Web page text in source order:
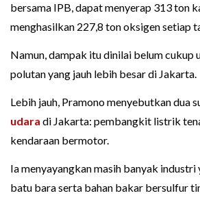
bersama IPB, dapat menyerap 313 ton
menghasilkan 227,8 ton oksigen setiap
Namun, dampak itu dinilai belum cukup
polutan yang jauh lebih besar di Jakarta.
Lebih jauh, Pramono menyebutkan dua
udara di Jakarta: pembangkit listrik
kendaraan bermotor.
Ia menyayangkan masih banyak industri
batu bara serta bahan bakar bersulfur